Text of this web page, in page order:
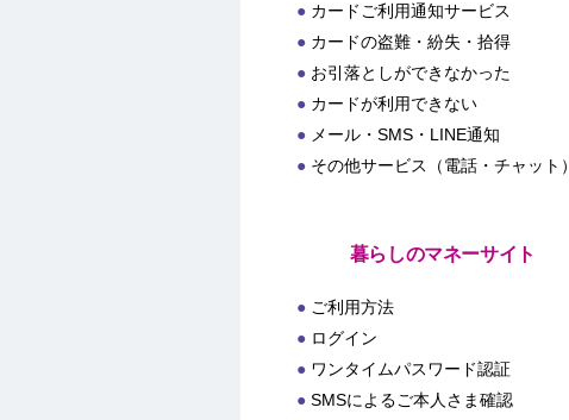
カードご利用通知サービス
カードの盗難・紛失・拾得
お引落としができなかった
カードが利用できない
メール・SMS・LINE通知
その他サービス（電話・チャット）
暮らしのマネーサイト
ご利用方法
ログイン
ワンタイムパスワード認証
SMSによるご本人さま確認